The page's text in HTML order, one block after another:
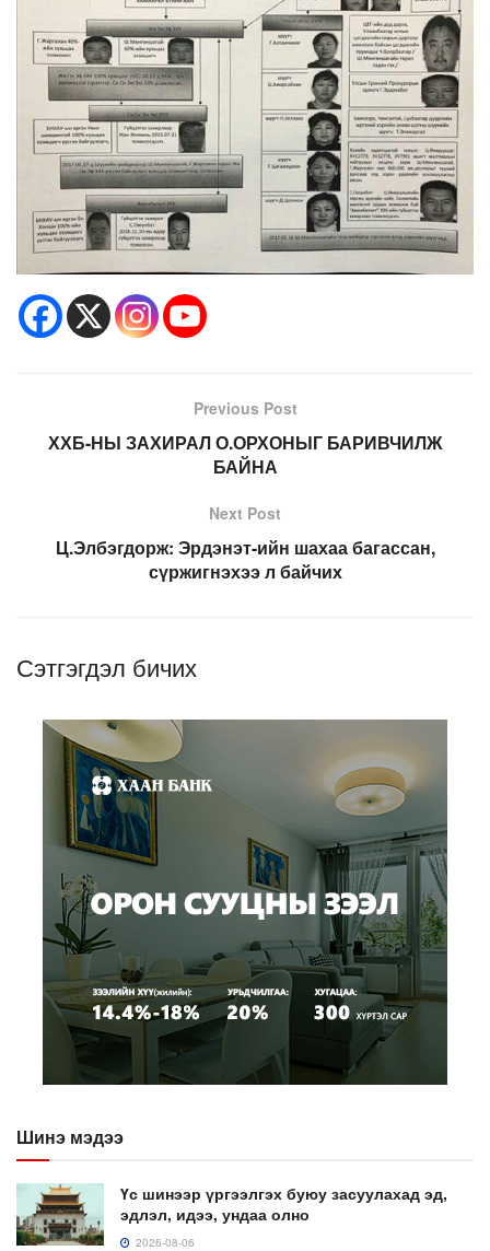
Previous Post
ХХБ-НЫ ЗАХИРАЛ О.ОРХОНЫГ БАРИВЧИЛЖ
БАЙНА
Next Post
Ц.Элбэгдорж: Эрдэнэт-ийн шахаа багассан,
сүржигнэхээ л байчих
Сэтгэгдэл бичих
Шинэ мэдээ
Үс шинээр үргээлгэх буюу засуулахад эд,
эдлэл, идээ, ундаа олно
2026-08-06